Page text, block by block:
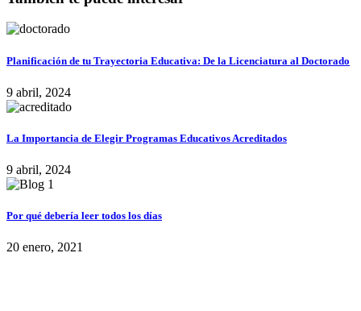
Planificación de tu Trayectoria Educativa: De la Licenciatura al Doctorado
9 abril, 2024
La Importancia de Elegir Programas Educativos Acreditados
9 abril, 2024
Por qué debería leer todos los días
20 enero, 2021